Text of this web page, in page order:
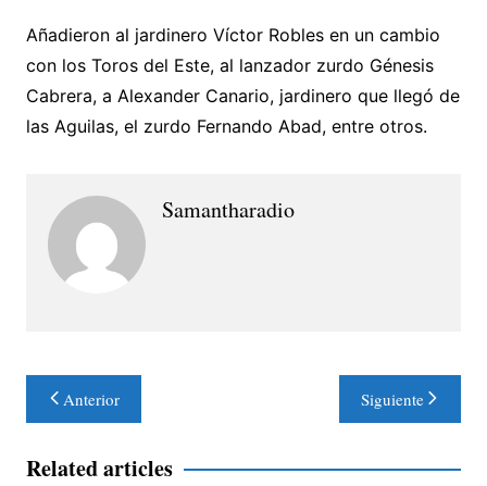
Añadieron al jardinero Víctor Robles en un cambio
con los Toros del Este, al lanzador zurdo Génesis
Cabrera, a Alexander Canario, jardinero que llegó de
las Aguilas, el zurdo Fernando Abad, entre otros.
Samantharadio
Navegación
de
entradas
Anterior Siguiente
Related articles